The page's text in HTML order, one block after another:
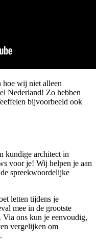
hoe wij niet alleen
Nederland! Zo hebben
bijvoorbeeld ook
kundige architect in
voor je! Wij helpen je aan
spreekwoordelijke
letten tijdens je
mee in de grootste
Via ons kun je eenvoudig,
vergelijken om